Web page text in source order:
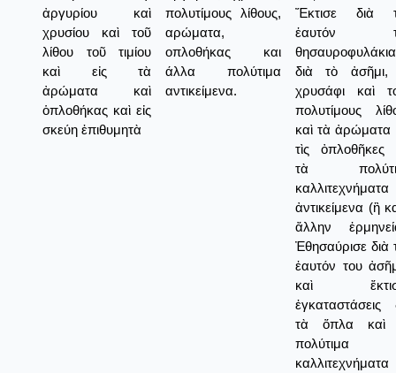
ἀργυρίου καὶ
χρυσίου καὶ τοῦ
λίθου τοῦ τιμίου
καὶ εἰς τὰ
ἀρώματα καὶ
ὁπλοθήκας καὶ εἰς
σκεύη ἐπιθυμητὰ
πολυτίμους λίθους,
αρώματα,
οπλοθήκας και
άλλα πολύτιμα
αντικείμενα.
Ἔκτισε διὰ
ἑαυτόν
θησαυροφυλάκια
διὰ τὸ ἀσῆμι,
χρυσάφι καὶ
πολυτίμους
καὶ τὰ ἀρώματα
τὶς ὀπλοθῆκες
τὰ
καλλιτεχνήματα
ἀντικείμενα (ἢ
ἄλλην
Ἐθησαύρισε διὰ
ἑαυτόν του
καὶ
ἐγκαταστάσεις
τὰ ὅπλα καὶ
πολύτιμα
καλλιτεχνήματα